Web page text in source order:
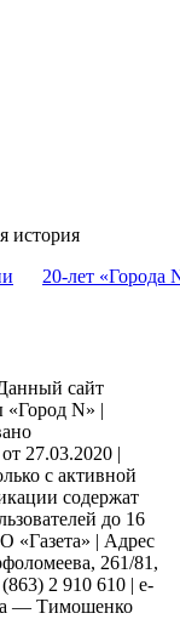
история
20-лет «Города
сайт
N» |
27.03.2020 |
с активной
содержат
до 16
«Газета» | Адрес
261/81,
2 910 610 | e-
— Тимошенко